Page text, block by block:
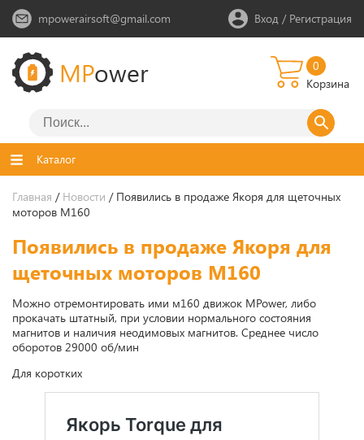
mpowerairsoft@gmail.com Вход / Регистрация
MPower
0
Корзина
Каталог
Главная / Новости / Появились в продаже Якоря для щеточных
моторов М160
Появились в продаже Якоря для
щеточных моторов М160
Можно отремонтировать ими м160 движок MPower, либо
прокачать штатный, при условии нормального состояния
магнитов и наличия неодимовых магнитов. Среднее число
оборотов 29000 об/мин
Для коротких